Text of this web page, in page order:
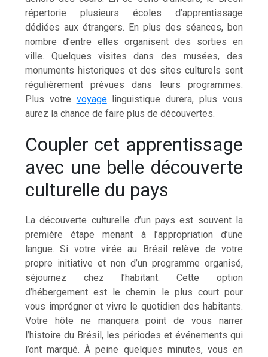
répertorie plusieurs écoles d’apprentissage
dédiées aux étrangers. En plus des séances, bon
nombre d’entre elles organisent des sorties en
ville. Quelques visites dans des musées, des
monuments historiques et des sites culturels sont
régulièrement prévues dans leurs programmes.
Plus votre voyagelinguistique durera, plus vous
aurez la chance de faire plus de découvertes.
Coupler cet apprentissage
avec une belle découverte
culturelle du pays
La découverte culturelle d’un pays est souvent la
première étape menant à l’appropriation d’une
langue. Si votre virée au Brésil relève de votre
propre initiative et non d’un programme organisé,
séjournez chez l’habitant. Cette option
d’hébergement est le chemin le plus court pour
vous imprégner et vivre le quotidien des habitants.
Votre hôte ne manquera point de vous narrer
l’histoire du Brésil, les périodes et événements qui
l’ont marqué. À peine quelques minutes, vous en